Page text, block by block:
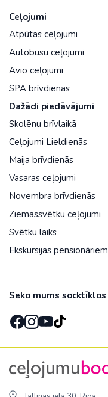
Ceļojumi
Atpūtas ceļojumi
Autobusu ceļojumi
Avio ceļojumi
SPA brīvdienas
Dažādi piedāvājumi
Skolēnu brīvlaikā
Ceļojumi Lieldienās
Maija brīvdienās
Vasaras ceļojumi
Novembra brīvdienās
Ziemassvētku ceļojumi
Svētku laiks
Ekskursijas pensionāriem
Seko mums socktīklos